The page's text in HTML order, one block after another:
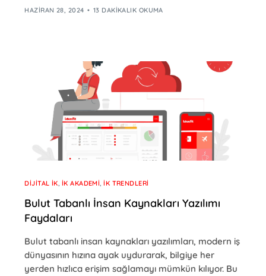
HAZIRAN 28, 2024 13 DAKIKALIK OKUMA
DIJITAL İK, İK AKADEMI, İK TRENDLERI
Bulut Tabanlı İnsan Kaynakları Yazılımı
Faydaları
Bulut tabanlı insan kaynakları yazılımları, modern iş
dünyasının hızına ayak uydurarak, bilgiye her
yerden hızlıca erişim sağlamayı mümkün kılıyor. Bu